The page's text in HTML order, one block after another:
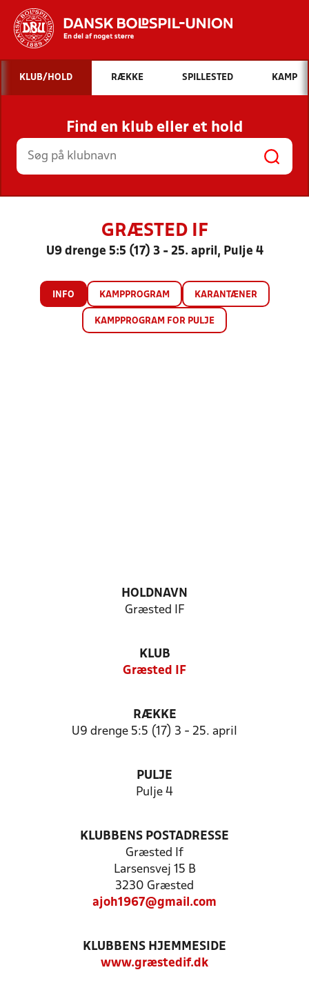
Hvad vil du søge efter?
INDHOLD OG NYHEDER
STILLINGER, RESULTATER, KLUBBER OG
HOLD
KLUB/HOLD RÆKKE SPILLESTED KAMP
Find en klub eller et hold
GRÆSTED IF
U9 drenge 5:5 (17) 3 - 25. april, Pulje 4
INFO KAMPPROGRAM KARANTÆNER
KAMPPROGRAM FOR PULJE
HOLDNAVN
Græsted IF
KLUB
Græsted IF
RÆKKE
U9 drenge 5:5 (17) 3 - 25. april
PULJE
Pulje 4
KLUBBENS POSTADRESSE
Græsted If
Larsensvej 15 B
3230 Græsted
ajoh1967@gmail.com
KLUBBENS HJEMMESIDE
www.græstedif.dk